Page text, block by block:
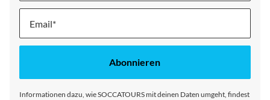
Melde
für
Abonnieren
Informationen dazu, wie SOCCATOURS mit deinen Daten umgeht, findest